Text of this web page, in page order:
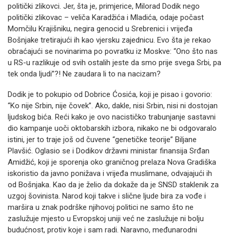
politički zlikovci. Jer, šta je, primjerice, Milorad Dodik nego
politički zlikovac – veliča Karadžića i Mladića, odaje počast
Momčilu Krajišniku, negira genocid u Srebrenici i vrijeđa
Bošnjake tretirajući ih kao vjersku zajednicu. Evo šta je rekao
obraćajući se novinarima po povratku iz Moskve: “Ono što nas
u RS-u razlikuje od svih ostalih jeste da smo prije svega Srbi, pa
tek onda ljudi”?! Ne zaudara li to na nacizam?
Dodik je to pokupio od Dobrice Ćosića, koji je pisao i govorio:
“Ko nije Srbin, nije čovek”. Ako, dakle, nisi Srbin, nisi ni dostojan
ljudskog bića. Reći kako je ovo nacističko trabunjanje sastavni
dio kampanje uoči oktobarskih izbora, nikako ne bi odgovaralo
istini, jer to traje još od čuvene “genetičke teorije” Biljane
Plavšić. Oglasio se i Dodikov državni ministar finansija Srđan
Amidžić, koji je sporenja oko graničnog prelaza Nova Gradiška
iskoristio da javno ponižava i vrijeđa muslimane, odvajajući ih
od Bošnjaka. Kao da je želio da dokaže da je SNSD staklenik za
uzgoj šovinista. Narod koji takve i slične ljude bira za vođe i
maršira u znak podrške njihovoj politici ne samo što ne
zaslužuje mjesto u Evropskoj uniji već ne zaslužuje ni bolju
budućnost, protiv koje i sam radi. Naravno, međunarodni